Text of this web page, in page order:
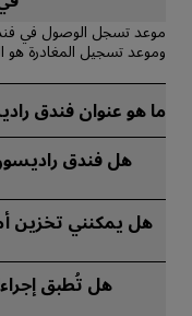
وموعد تسجيل المغادرة هو
ما هو عنوان فندق
هل فندق
نعم، فندق راديسون
التدخين.
هل يمكنني تخزين
نعم، تتوفر خدمة تخزين
هل تُطبق